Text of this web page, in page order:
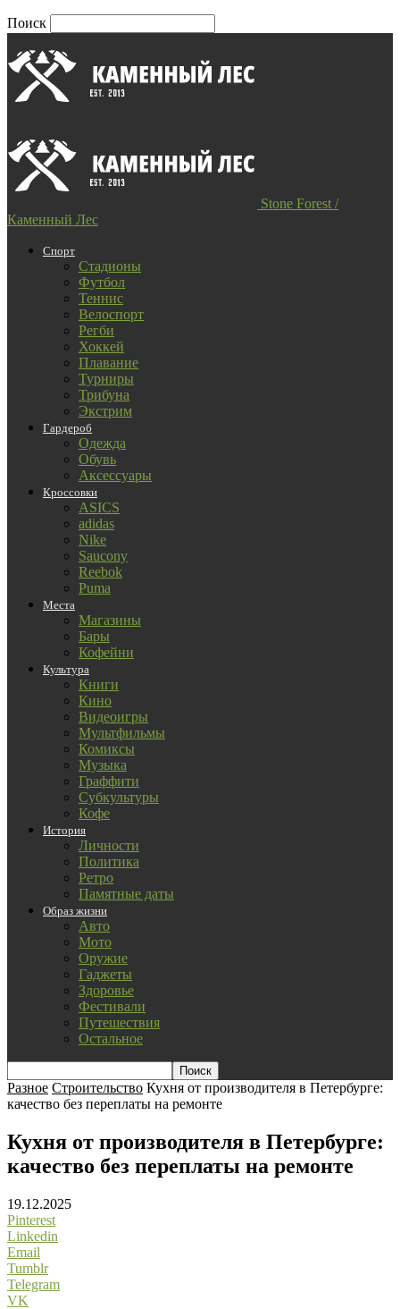
Поиск
Stone Forest /
Каменный Лес
Спорт
Стадионы
Футбол
Теннис
Велоспорт
Регби
Хоккей
Плавание
Турниры
Трибуна
Экстрим
Гардероб
Одежда
Обувь
Аксессуары
Кроссовки
ASICS
adidas
Nike
Saucony
Reebok
Puma
Места
Магазины
Бары
Кофейни
Культура
Книги
Кино
Видеоигры
Мультфильмы
Комиксы
Музыка
Граффити
Субкультуры
Кофе
История
Личности
Политика
Ретро
Памятные даты
Образ жизни
Авто
Мото
Оружие
Гаджеты
Здоровье
Фестивали
Путешествия
Остальное
Разное Строительство Кухня от производителя в Петербурге:
качество без переплаты на ремонте
Кухня от производителя в Петербурге:
качество без переплаты на ремонте
19.12.2025
Pinterest
Linkedin
Email
Tumblr
Telegram
VK